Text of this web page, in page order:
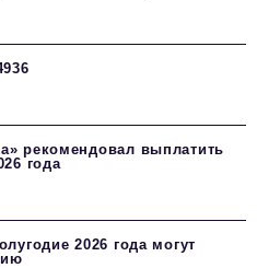
рекомендовал выплатить
года
2026 года могут